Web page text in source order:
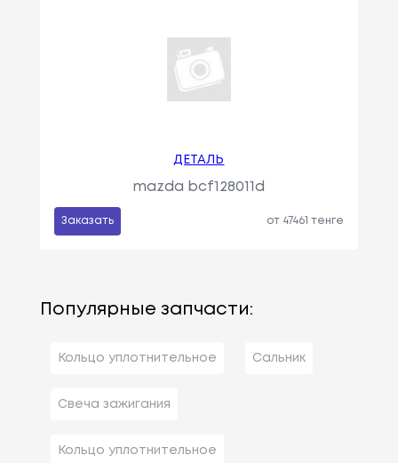
ДЕТАЛЬ
mazda bcf128011d
Заказать от 47461 тенге
Популярные запчасти:
Кольцо уплотнительное Сальник
Свеча зажигания
Кольцо уплотнительное